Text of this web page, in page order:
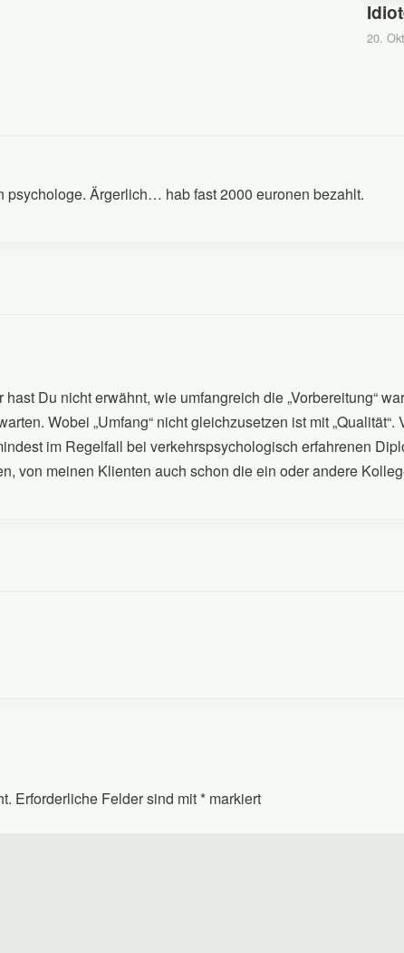
20.
psychologe. Ärgerlich… hab fast 2000 euronen bezahlt.
Du nicht erwähnt, wie umfangreich die „Vorbereitung“
Wobei „Umfang“ nicht gleichzusetzen ist mit
im Regelfall bei verkehrspsychologisch erfahrenen
von meinen Klienten auch schon die ein oder andere
Erforderliche Felder sind mit* markiert